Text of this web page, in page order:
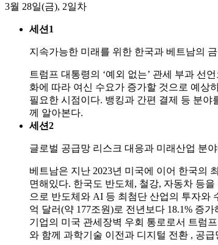
3월 28일(금), 2일차
세션1
지속가능한 미래를 위한 한국과 베트남의 금
트럼프 대통령의 ‘예외 없는’ 관세 부과 선
화에 따라 여신 수요가 증가할 것으로 예상
필요한 시점이다. 뱅킹과 간편 결제 등 분
께 알아본다.
세션2
글로벌 공급망 리스크 대응과 미래산업 분
베트남은 지난 2023년 미국에 이어 한국의
면해있다. 한국도 반도체, 철강, 자동차 등
으로 반도체와 AI 등 최첨단 산업의 투자와
억 달러(약 177조원)로 전년보다 18.1% 증
기업의 미국 관세장벽 우회 통로로서 트럼
와 함께 과학기술 이전과 디지털 전환 , 공